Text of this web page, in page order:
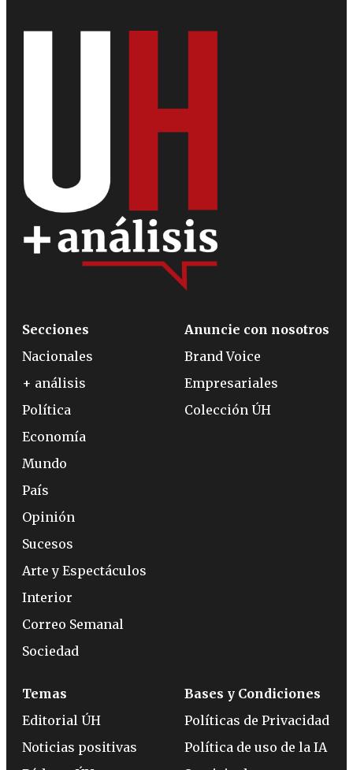
Secciones
Nacionales
+ análisis
Política
Economía
Mundo
País
Opinión
Sucesos
Arte y Espectáculos
Interior
Correo Semanal
Sociedad
Anuncie con nosotros
Brand Voice
Empresariales
Colección ÚH
Temas
Editorial ÚH
Noticias positivas
Bases y Condiciones
Políticas de Privacidad
Política de uso de la IA